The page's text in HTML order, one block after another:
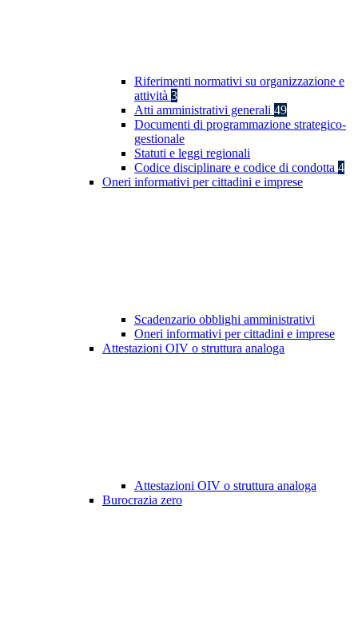
Riferimenti normativi su organizzazione e
attività 3
Atti amministrativi generali 49
Documenti di programmazione strategico-
gestionale
Statuti e leggi regionali
Codice disciplinare e codice di condotta 4
Oneri informativi per cittadini e imprese
Scadenzario obblighi amministrativi
Oneri informativi per cittadini e imprese
Attestazioni OIV o struttura analoga
Attestazioni OIV o struttura analoga
Burocrazia zero